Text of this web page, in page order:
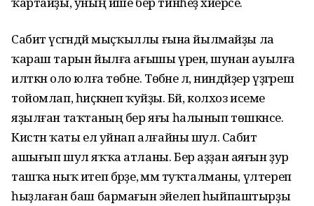
Сабит үсәгәндәй мыҫҡыллы ғына йылмайҙы ла
ҡараш тарын йылға ағышы үренә, шунан ауылға
илткән оло юлға төбәне. Төбәне лә, ниндәйҙер үҙгәреш
тойомлап, һиҫкәнеп ҡуйҙы. Бәй, колхоз исеме
яҙылған таҡтаның бер яғы һалынып төшкәнсе.
Кистән ҡаты ел уйнап алғайны шул. Сабит
ашығып шул яҡҡа атланы. Бер аҙҙан аяғын ҙур
ташҡа ныҡ итеп бәрҙе, әммә туҡталманы, үлтереп
һыҙлаған баш бармағын эйелеп һыйпаштырҙы